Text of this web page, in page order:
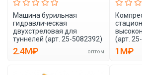
Машина бурильная
гидравлическая
двухстреловая для
туннелей (арт. 25-5082392)
2.4M₽ оптом
(арт.
1M₽